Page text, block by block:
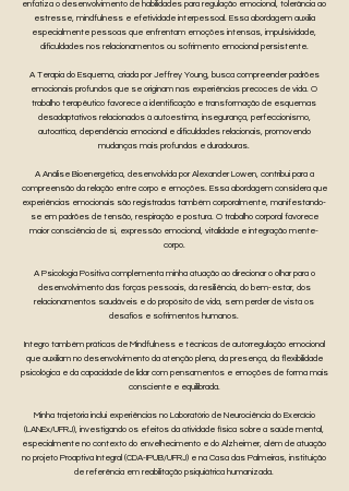
enfatiza o desenvolvimento de habilidades para regulação emocional, tolerância ao
estresse, mindfulness e efetividade interpessoal. Essa abordagem auxilia
especialmente pessoas que enfrentam emoções intensas, impulsividade,
dificuldades nos relacionamentos ou sofrimento emocional persistente.
A Terapia do Esquema, criada por Jeffrey Young, busca compreender padrões
emocionais profundos que se originam nas experiências precoces de vida. O
trabalho terapêutico favorece a identificação e transformação de esquemas
desadaptativos relacionados à autoestima, insegurança, perfeccionismo,
autocrítica, dependência emocional e dificuldades relacionais, promovendo
mudanças mais profundas e duradouras.
A Análise Bioenergética, desenvolvida por Alexander Lowen, contribui para a
compreensão da relação entre corpo e emoções. Essa abordagem considera que
experiências emocionais são registradas também corporalmente, manifestando-
se em padrões de tensão, respiração e postura. O trabalho corporal favorece
maior consciência de si, expressão emocional, vitalidade e integração mente-
corpo.
A Psicologia Positiva complementa minha atuação ao direcionar o olhar para o
desenvolvimento das forças pessoais, da resiliência, do bem-estar, dos
relacionamentos saudáveis e do propósito de vida, sem perder de vista os
desafios e sofrimentos humanos.
Integro também práticas de Mindfulness e técnicas de autorregulação emocional
que auxiliam no desenvolvimento da atenção plena, da presença, da flexibilidade
psicológica e da capacidade de lidar com pensamentos e emoções de forma mais
consciente e equilibrada.
Minha trajetória inclui experiências no Laboratório de Neurociência do Exercício
(LANEx/UFRJ), investigando os efeitos da atividade física sobre a saúde mental,
especialmente no contexto do envelhecimento e do Alzheimer, além de atuação
no projeto Proaptiva Integral (CDA-IPUB/UFRJ) e na Casa das Palmeiras, instituição
de referência em reabilitação psiquiátrica humanizada.